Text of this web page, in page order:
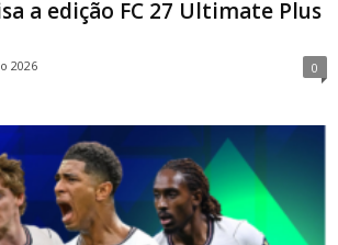
a edição FC 27 Ultimate Plus
2026 0